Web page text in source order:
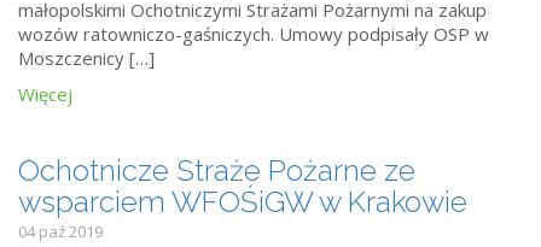
małopolskimi Ochotniczymi Strażami Pożarnymi na zakup
wozów ratowniczo-gaśniczych. Umowy podpisały OSP w
Moszczenicy […]
Więcej
Ochotnicze Straże Pożarne ze
wsparciem WFOŚiGW w Krakowie
04 paź 2019